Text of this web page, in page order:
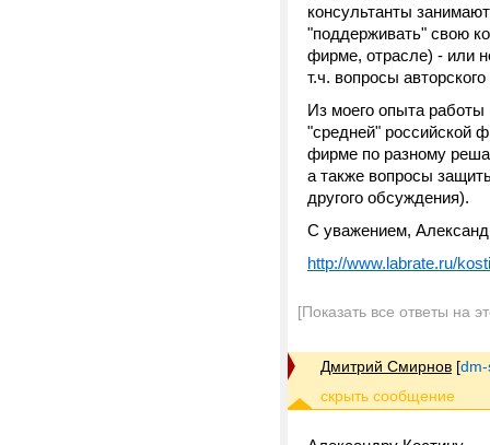
консультанты
"поддерживать" свою
фирме, отрасле) - или
т.ч. вопросы
Из моего опыта
"средней" российской
фирме по разному
а также вопросы
другого обсуждения).
С уважением,
http://www.labrate.ru/
[Показать все ответы на
Дмитрий Смирнов [